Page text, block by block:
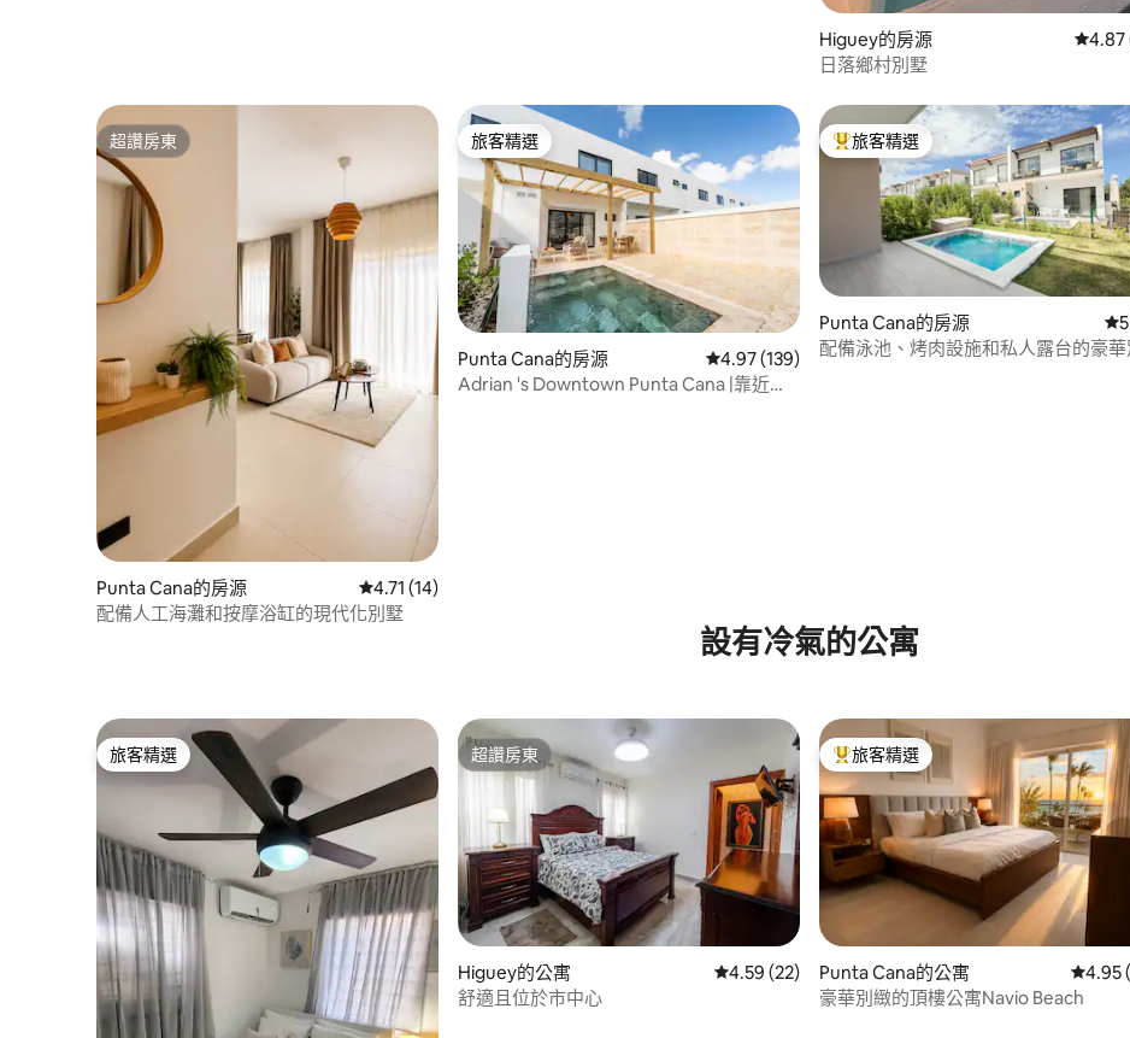
Higuey的房源 從 30
4.87
日落鄉村別墅
超讚房東
超讚房東
Punta Cana的房源 從 14 則評價中獲得 4.71 的平均評分（滿分 5 分）
4.71 (14)
配備人工海灘和按摩浴缸的現代化別墅
旅客精選
旅客精選
Punta Cana的房源 從 139 則評價中獲得 4.97 的平均評分（滿分 5 分）
4.97 (139)
Adrian 's Downtown Punta Cana |靠近
旅客精選榜首
旅客精選
Punta Cana的房源 從
配備泳池、烤肉設施和私人露台的豪華
設有冷氣的公寓
旅客精選
旅客精選 超讚房東
超讚房東
Higuey的公寓 從 22 則評價中獲得 4.59 的平均評分（滿分 5 分）
4.59 (22)
舒適且位於市中心
旅客精選榜首
旅客精選
Punta Cana的公寓 從 121
4.95
豪華別緻的頂樓公寓Navio Beach